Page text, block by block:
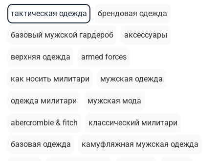
тактическая одежда брендовая одежда
базовый мужской гардероб аксессуары
верхняя одежда armed forces
как носить милитари мужская одежда
одежда милитари мужская мода
abercrombie & fitch классический милитари
базовая одежда камуфляжная мужская одежда